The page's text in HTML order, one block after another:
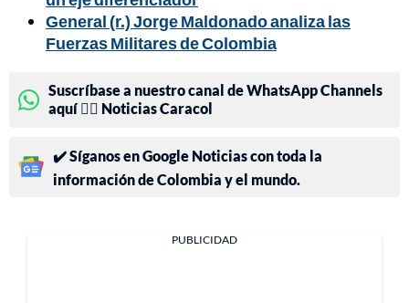
General (r.) Jorge Maldonado analiza las
Fuerzas Militares de Colombia
Suscríbase a nuestro canal de WhatsApp Channels
aquí 👉🏻 Noticias Caracol
✔️ Síganos en Google Noticias con toda la
información de Colombia y el mundo.
PUBLICIDAD